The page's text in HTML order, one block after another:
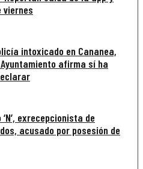
intoxicado en Cananea,
afirma sí ha
exrecepcionista de
acusado por posesión de